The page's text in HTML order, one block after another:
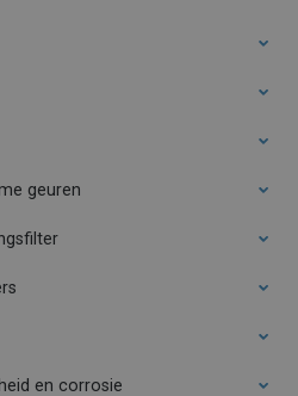
geuren
en corrosie